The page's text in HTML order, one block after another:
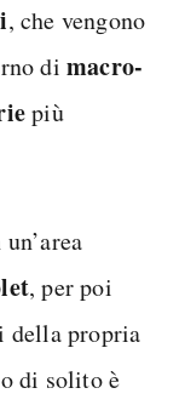
, che vengono
dimacro-
più
, per poi
della propria
di solito è